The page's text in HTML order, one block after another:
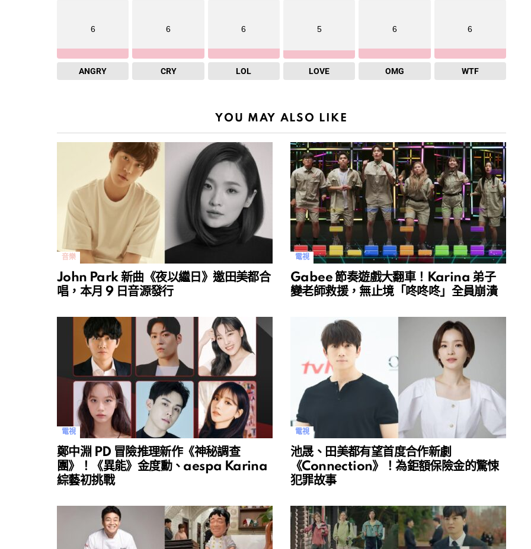
6
ANGRY
6
CRY
6
LOL
5
LOVE
6
OMG
6
WTF
YOU MAY ALSO LIKE
音樂
John Park 新曲《夜以繼日》邀田美都合
唱，本月 9 日音源發行
電視
Gabee 節奏遊戲大翻車！Karina 弟子
變老師救援，無止境「咚咚咚」全員崩潰
電視
鄭中淵 PD 冒險推理新作《神秘調查
團》！《異能》金度勳、aespa Karina
綜藝初挑戰
電視
池晟、田美都有望首度合作新劇
《Connection》！為鉅額保險金的驚悚
犯罪故事